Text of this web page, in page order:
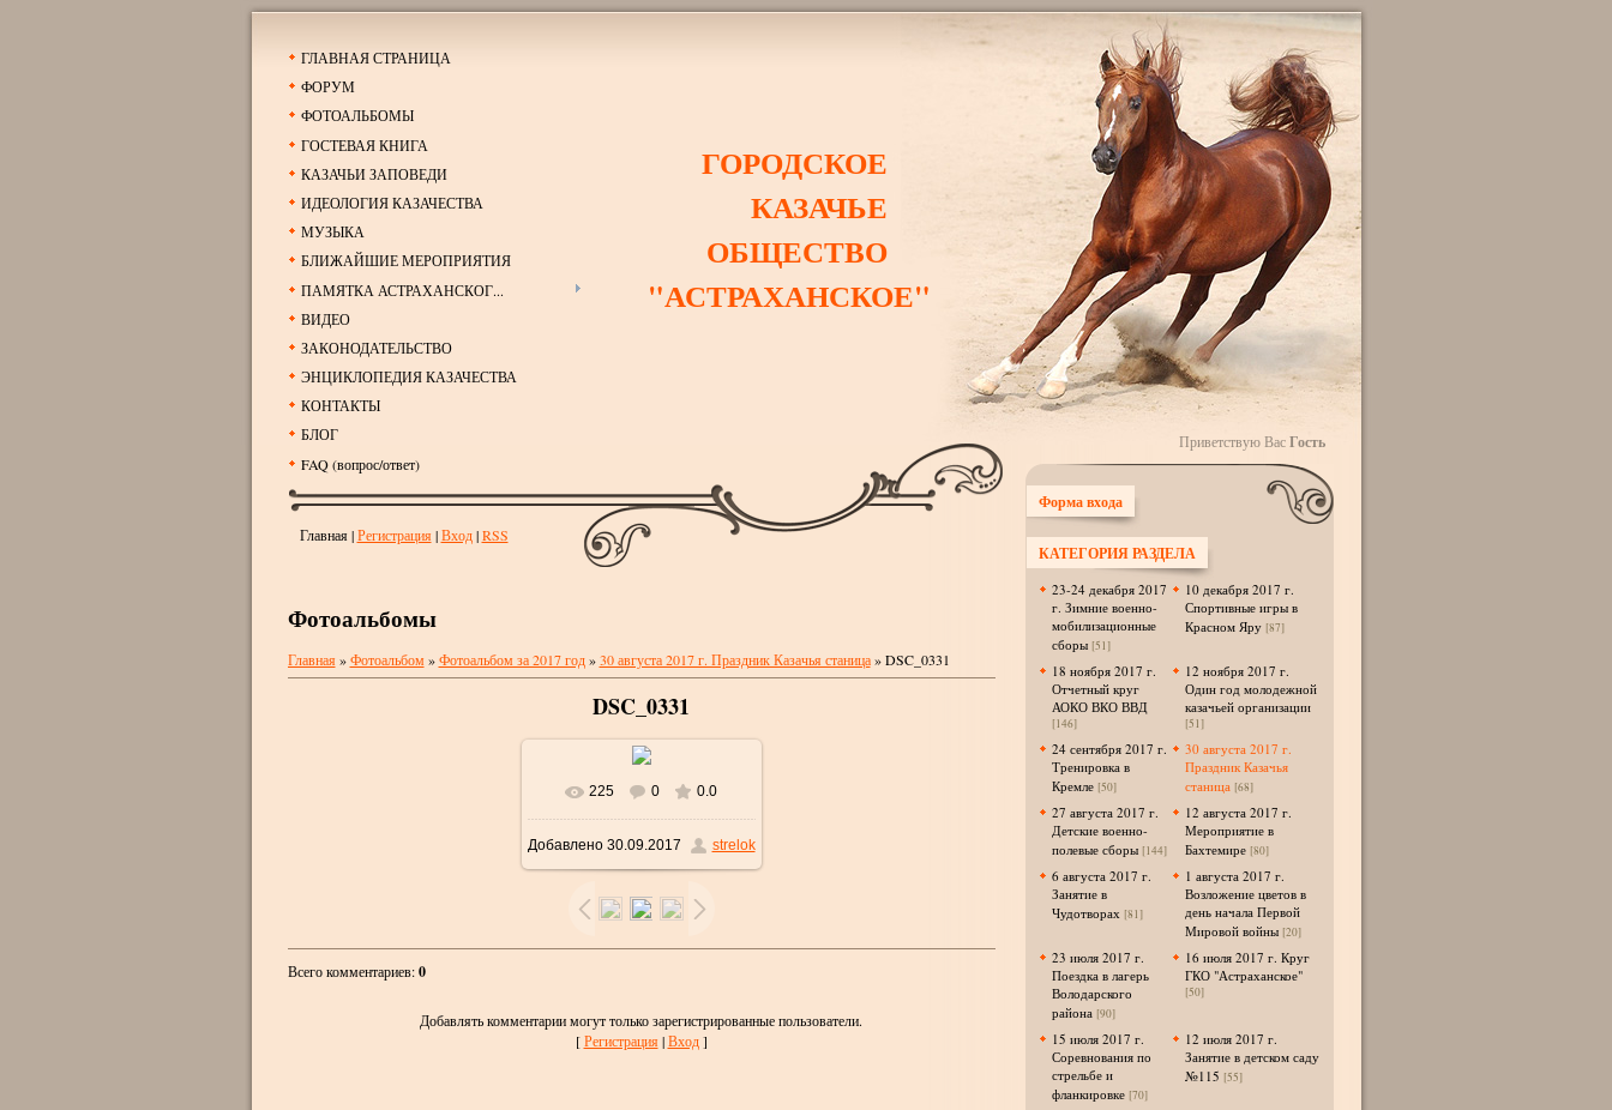
ГЛАВНАЯ СТРАНИЦА
ФОРУМ
ФОТОАЛЬБОМЫ
ГОСТЕВАЯ КНИГА
КАЗАЧЬИ ЗАПОВЕДИ
ИДЕОЛОГИЯ КАЗАЧЕСТВА
МУЗЫКА
БЛИЖАЙШИЕ МЕРОПРИЯТИЯ
ПАМЯТКА АСТРАХАНСКОГ...
ВИДЕО
ЗАКОНОДАТЕЛЬСТВО
ЭНЦИКЛОПЕДИЯ КАЗАЧЕСТВА
КОНТАКТЫ
БЛОГ
FAQ (вопрос/ответ)
ГОРОДСКОЕ
КАЗАЧЬЕ
ОБЩЕСТВО
"АСТРАХАНСКОЕ"
Главная|Регистрация |Вход|RSS
Фотоальбомы
Главная »Фотоальбом»Фотоальбом за 2017 год»30 августа 2017 г. Праздник Казачья станица» DSC_0331
DSC_0331
В реальном размере
1024x685/ 458.5Kb
225 0 0.0
Добавлено30.09.2017 strelok
Всего комментариев:0
Добавлять комментарии могут только зарегистрированные пользователи.
[Регистрация |Вход]
Приветствую Вас Гость
Форма входа
КАТЕГОРИЯ РАЗДЕЛА
23-24 декабря 2017
г. Зимние военно-
мобилизационные
сборы [51]
10 декабря 2017 г.
Спортивные игры в
Красном Яру [87]
18 ноября 2017 г.
Отчетный круг
АОКО ВКО ВВД
[146]
12 ноября 2017 г.
Один год молодежной
казачьей организации
[51]
24 сентября 2017 г.
Тренировка в
Кремле [50]
30 августа 2017 г.
Праздник Казачья
станица [68]
27 августа 2017 г.
Детские военно-
полевые сборы [144]
12 августа 2017 г.
Мероприятие в
Бахтемире [80]
6 августа 2017 г.
Занятие в
Чудотворах [81]
1 августа 2017 г.
Возложение цветов в
день начала Первой
Мировой войны [20]
23 июля 2017 г.
Поездка в лагерь
Володарского
района [90]
16 июля 2017 г. Круг
ГКО "Астраханское"
[50]
15 июля 2017 г.
Соревнования по
стрельбе и
фланкировке [70]
12 июля 2017 г.
Занятие в детском саду
№115 [55]